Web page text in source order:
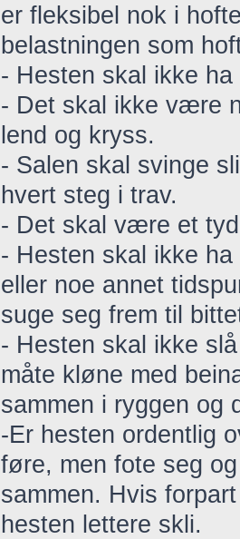
er fleksibel nok i
belastningen som
- Hesten skal ikke
- Det skal ikke være
lend og kryss.
- Salen skal svinge
hvert steg i trav.
- Det skal være et
- Hesten skal ikke
eller noe annet
suge seg frem til
- Hesten skal ikke
måte kløne med
sammen i ryggen og
-Er hesten ordentlig
føre, men fote seg
sammen. Hvis
hesten lettere skli.